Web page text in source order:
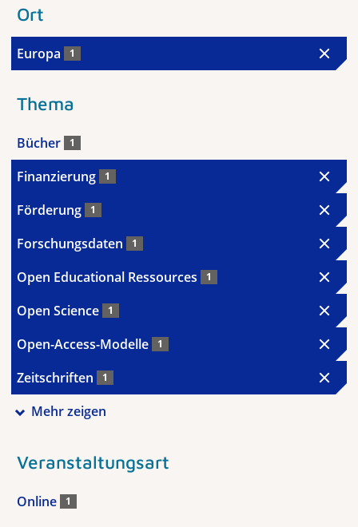
Ort
Europa 1
Thema
Bücher 1
Finanzierung 1
Förderung 1
Forschungsdaten 1
Open Educational Ressources 1
Open Science 1
Open-Access-Modelle 1
Zeitschriften 1
Mehr zeigen
Veranstaltungsart
Online 1